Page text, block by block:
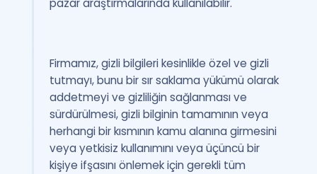
pazar araştırmalarında kullanılabilir.
Firmamız, gizli bilgileri kesinlikle özel ve gizli
tutmayı, bunu bir sır saklama yükümü olarak
addetmeyi ve gizliliğin sağlanması ve
sürdürülmesi, gizli bilginin tamamının veya
herhangi bir kısmının kamu alanına girmesini
veya yetkisiz kullanımını veya üçüncü bir
kişiye ifşasını önlemek için gerekli tüm